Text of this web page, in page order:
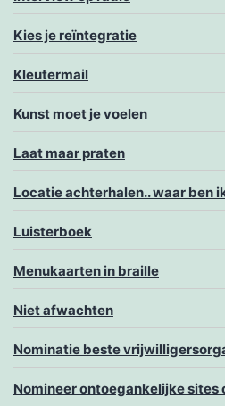
Kies je reïntegratie
Kleutermail
Kunst moet je voelen
Laat maar praten
Locatie achterhalen.. waar ben
Luisterboek
Menukaarten in braille
Niet afwachten
Nominatie beste
Nomineer ontoegankelijke sites